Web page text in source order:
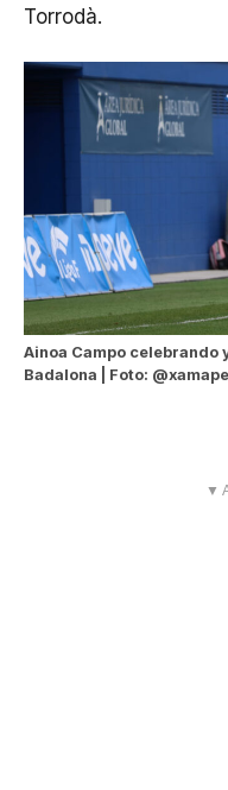
Torrodà.
Ainoa Campo celebrando
Badalona | Foto:
▼